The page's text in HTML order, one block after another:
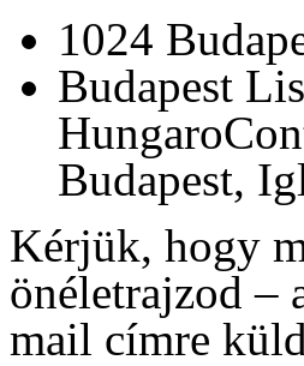
1024
Budapest
Budapest,
Kérjük, hogy
önéletrajzod –
mail címre